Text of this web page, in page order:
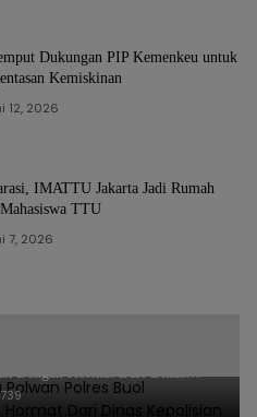
Dukungan PIP Kemenkeu untuk
Kemiskinan
12, 2026
IMATTU Jakarta Jadi Rumah
TTU
7, 2026
Perwira Polwan Polres Buol
Dengan Hormat Dari Dinas